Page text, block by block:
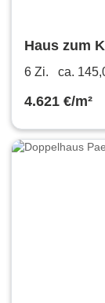
Haus zum
670.000 €
6 Zi. ca.
4.621 €/m²